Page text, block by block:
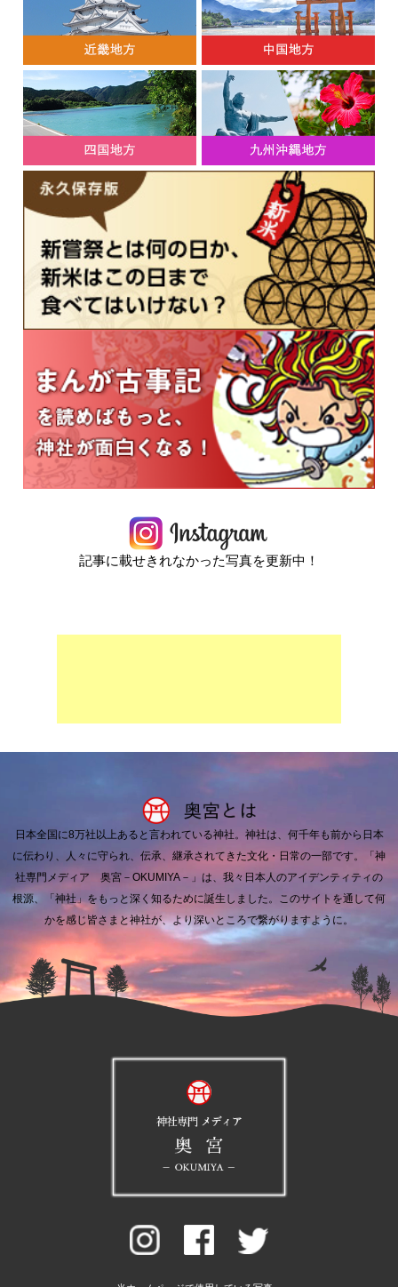
記事に載せきれなかった写真を更新中！
日本全国に8万社以上あると言われている神社。 神社は、何千年も前から日本
に伝わり、人々に守られ、伝承、継承されてきた文化・日常の一部です。
「神
社専門メディア 奥宮－OKUMIYA－」は、我々日本人のアイデンティティの
根源、「神社」をもっと深く知るために誕生しました。 このサイトを通して何
かを感じ皆さまと神社が、より深いところで繋がりますように。